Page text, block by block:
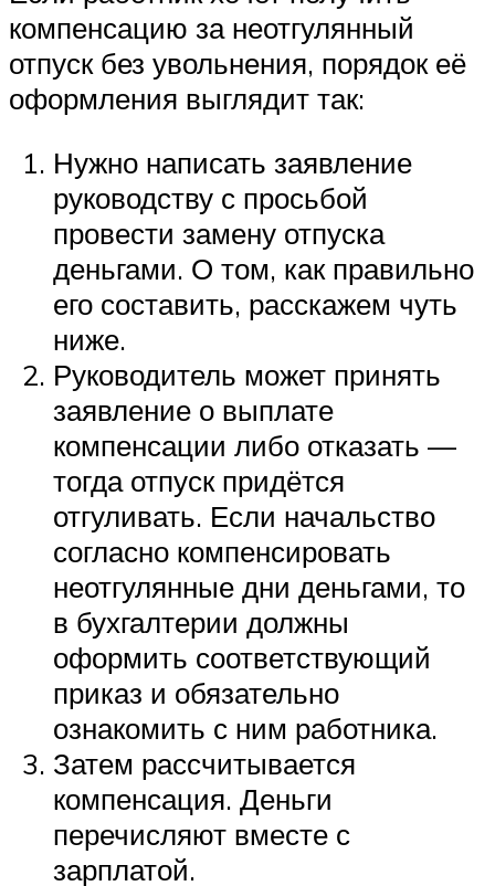
компенсацию за неотгулянный
отпуск без увольнения, порядок её
оформления выглядит так:
Нужно написать заявление
руководству с просьбой
провести замену отпуска
деньгами. О том, как правильно
его составить, расскажем чуть
ниже.
Руководитель может принять
заявление о выплате
компенсации либо отказать —
тогда отпуск придётся
отгуливать. Если начальство
согласно компенсировать
неотгулянные дни деньгами, то
в бухгалтерии должны
оформить соответствующий
приказ и обязательно
ознакомить с ним работника.
Затем рассчитывается
компенсация. Деньги
перечисляют вместе с
зарплатой.